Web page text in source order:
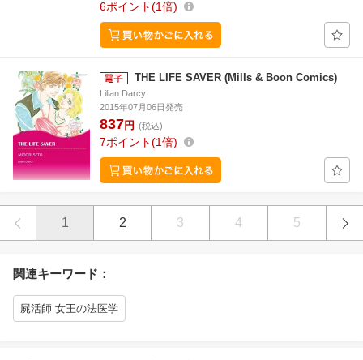
6ポイント 1倍
THE LIFE SAVER (Mills & Boon Comics)
Lilian Darcy
2015年07月06日発売
837円 (税込)
7ポイント 1倍
1 2 3 4 5
関連キーワード：
屍活師 女王の法医学